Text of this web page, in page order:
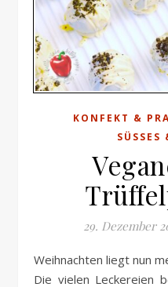
KONFEKT &
SÜSSES
29. Dezember
Weihnachten liegt nun mehr oder weniger hinter uns.
Die vielen Leckereien